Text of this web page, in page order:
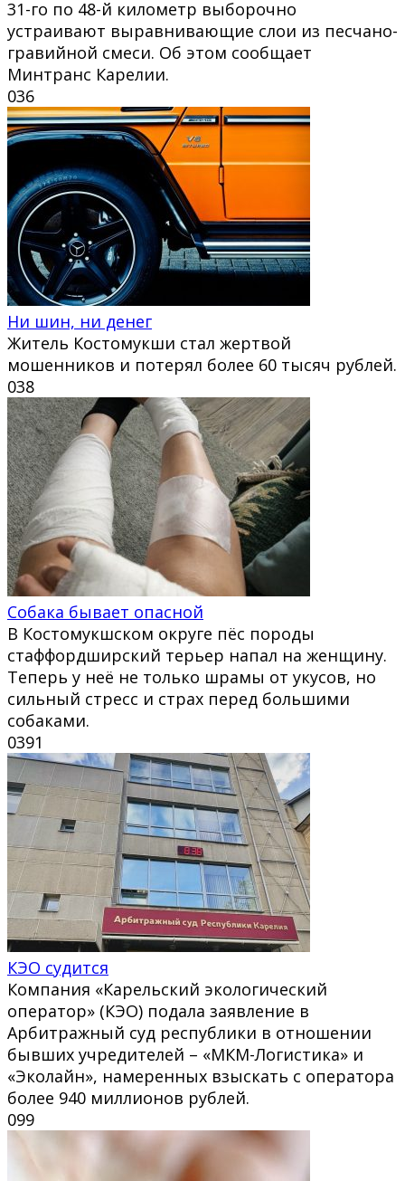
31-го по 48-й километр выборочно
устраивают выравнивающие слои из песчано-
гравийной смеси. Об этом сообщает
Минтранс Карелии.
036
Ни шин, ни денег
Житель Костомукши стал жертвой
мошенников и потерял более 60 тысяч рублей.
038
Собака бывает опасной
В Костомукшском округе пёс породы
стаффордширский терьер напал на женщину.
Теперь у неё не только шрамы от укусов, но
сильный стресс и страх перед большими
собаками.
0391
КЭО судится
Компания «Карельский экологический
оператор» (КЭО) подала заявление в
Арбитражный суд республики в отношении
бывших учредителей – «МКМ-Логистика» и
«Эколайн», намеренных взыскать с оператора
более 940 миллионов рублей.
099